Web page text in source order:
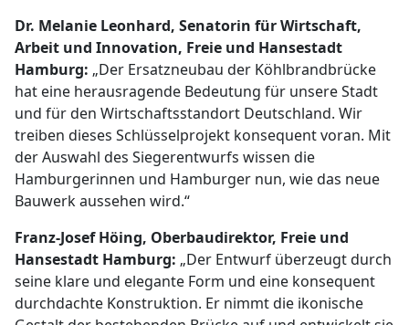
Dr. Melanie Leonhard, Senatorin für Wirtschaft,
Arbeit und Innovation, Freie und Hansestadt
Hamburg: „Der Ersatzneubau der Köhlbrandbrücke
hat eine herausragende Bedeutung für unsere Stadt
und für den Wirtschaftsstandort Deutschland. Wir
treiben dieses Schlüsselprojekt konsequent voran. Mit
der Auswahl des Siegerentwurfs wissen die
Hamburgerinnen und Hamburger nun, wie das neue
Bauwerk aussehen wird.“
Franz-Josef Höing, Oberbaudirektor, Freie und
Hansestadt Hamburg: „Der Entwurf überzeugt durch
seine klare und elegante Form und eine konsequent
durchdachte Konstruktion. Er nimmt die ikonische